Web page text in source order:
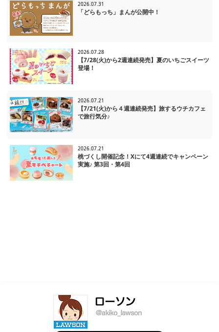
2026.07.31
「どらもっち」まんが公開中！
2026.07.28
【7/28(火)から2週連続発売】夏のいちごスイーツ
登場！
2026.07.21
【7/21(火)から４週連続発売】旅するウチカフェ
で旅行気分♪
2026.07.21
桃づくし開催記念！Xにて4週連続でキャンペーン
実施♪ 第3回・第4回